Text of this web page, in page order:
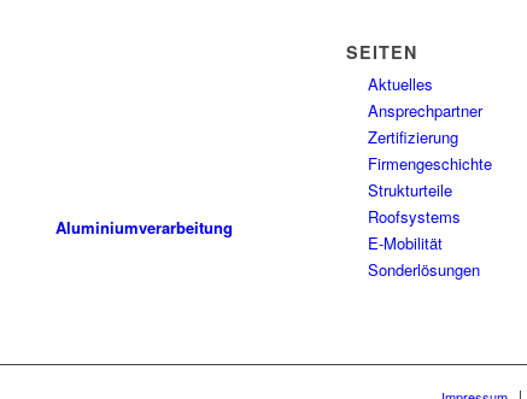
Aluminiumverarbeitung
SEITEN
Aktuelles
Ansprechpartner
Zertifizierung
Firmengeschichte
Strukturteile
Roofsystems
E-Mobilität
Sonderlösungen